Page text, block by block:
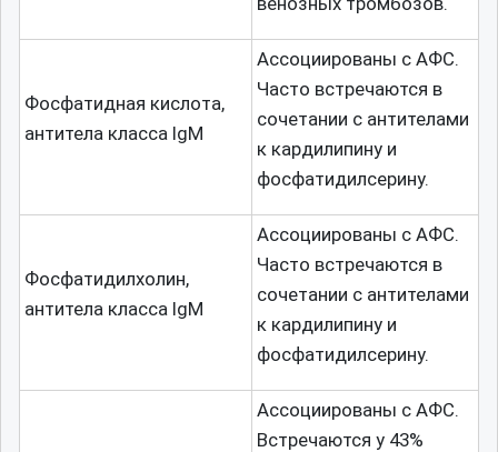
Фосфатидная кислота,
антитела класса IgM
Ассоциированы с АФС.
Часто встречаются в
сочетании с антителами
к кардилипину и
фосфатидилсерину.
Фосфатидилхолин,
антитела класса IgM
Ассоциированы с АФС.
Часто встречаются в
сочетании с антителами
к кардилипину и
фосфатидилсерину.
Ассоциированы с АФС.
Встречаются у 43%